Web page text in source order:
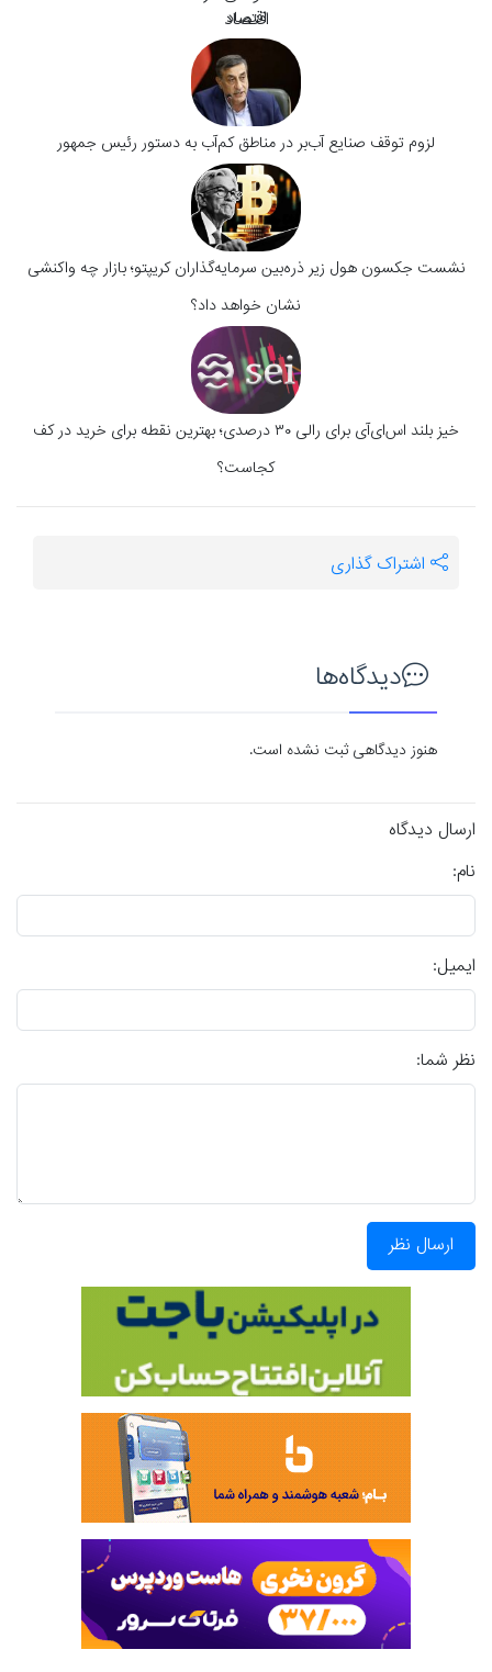
اقتصاد
لزوم توقف صنایع آب‌بر در مناطق کم‌آب به دستور رئیس جمهور
نشست جکسون هول زیر ذره‌بین سرمایه‌گذاران کریپتو؛ بازار چه واکنشی
نشان خواهد داد؟
خیز بلند اس‌ای‌آی برای رالی ۳۰ درصدی؛ بهترین نقطه برای خرید در کف
کجاست؟
اشتراک گذاری
دیدگاه‌ها
هنوز دیدگاهی ثبت نشده است.
ارسال دیدگاه
نام:
ایمیل:
نظر شما:
ارسال نظر